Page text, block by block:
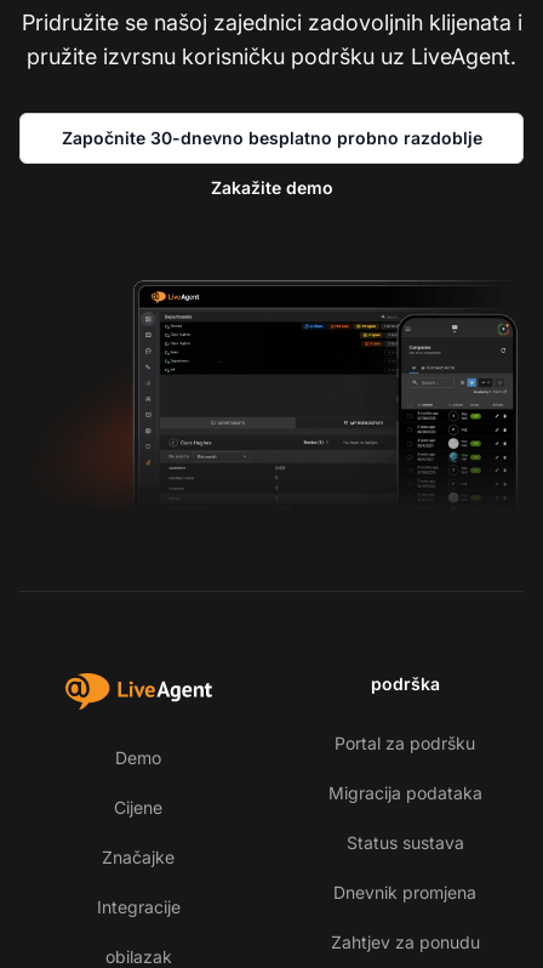
Pridružite se našoj zajednici zadovoljnih klijenata i
pružite izvrsnu korisničku podršku uz LiveAgent.
Započnite 30-dnevno besplatno probno razdoblje
Zakažite demo
Demo
Cijene
Značajke
Integracije
obilazak
podrška
Portal za podršku
Migracija podataka
Status sustava
Dnevnik promjena
Zahtjev za ponudu